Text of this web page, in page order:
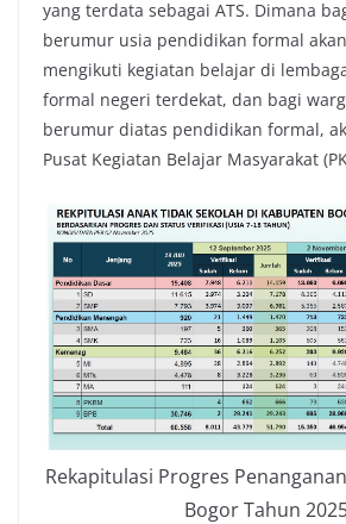
yang terdata sebagai ATS. Dimana
berumur usia pendidikan formal
mengikuti kegiatan belajar di
formal negeri terdekat, dan bagi
berumur diatas pendidikan formal,
Pusat Kegiatan Belajar Masyarakat
Rekapitulasi Progres
Bogor Tahun